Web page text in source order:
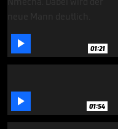
 01:21
 01:54